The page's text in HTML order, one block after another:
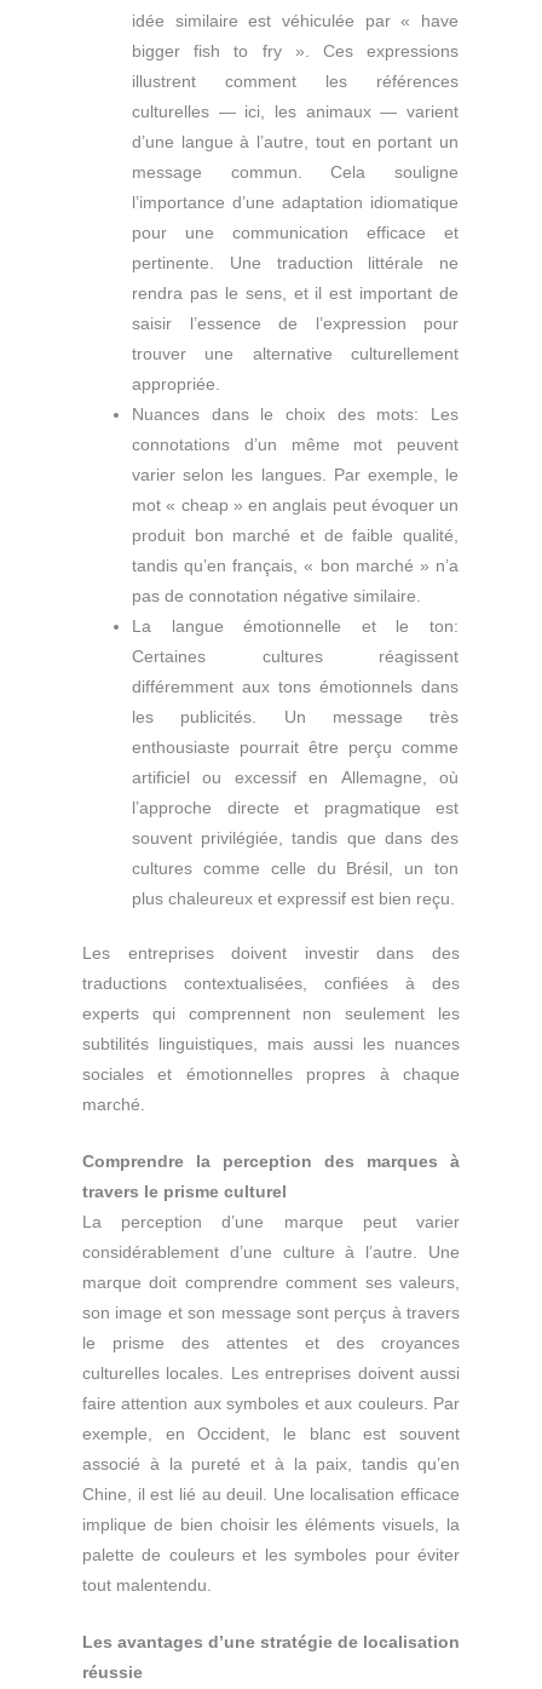
idée similaire est véhiculée par « have
bigger fish to fry ». Ces expressions
illustrent comment les références
culturelles — ici, les animaux — varient
d’une langue à l’autre, tout en portant un
message commun. Cela souligne
l’importance d’une adaptation idiomatique
pour une communication efficace et
pertinente. Une traduction littérale ne
rendra pas le sens, et il est important de
saisir l’essence de l’expression pour
trouver une alternative culturellement
appropriée.
Nuances dans le choix des mots: Les
connotations d’un même mot peuvent
varier selon les langues. Par exemple, le
mot « cheap » en anglais peut évoquer un
produit bon marché et de faible qualité,
tandis qu’en français, « bon marché » n’a
pas de connotation négative similaire.
La langue émotionnelle et le ton:
Certaines cultures réagissent
différemment aux tons émotionnels dans
les publicités. Un message très
enthousiaste pourrait être perçu comme
artificiel ou excessif en Allemagne, où
l’approche directe et pragmatique est
souvent privilégiée, tandis que dans des
cultures comme celle du Brésil, un ton
plus chaleureux et expressif est bien reçu.
Les entreprises doivent investir dans des
traductions contextualisées, confiées à des
experts qui comprennent non seulement les
subtilités linguistiques, mais aussi les nuances
sociales et émotionnelles propres à chaque
marché.
Comprendre la perception des marques à
travers le prisme culturel
La perception d’une marque peut varier
considérablement d’une culture à l’autre. Une
marque doit comprendre comment ses valeurs,
son image et son message sont perçus à travers
le prisme des attentes et des croyances
culturelles locales. Les entreprises doivent aussi
faire attention aux symboles et aux couleurs. Par
exemple, en Occident, le blanc est souvent
associé à la pureté et à la paix, tandis qu’en
Chine, il est lié au deuil. Une localisation efficace
implique de bien choisir les éléments visuels, la
palette de couleurs et les symboles pour éviter
tout malentendu.
Les avantages d’une stratégie de localisation
réussie